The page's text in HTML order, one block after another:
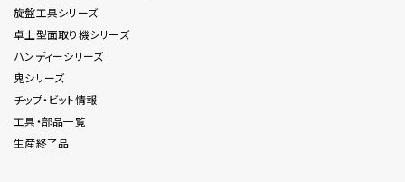
旋盤工具シリーズ
卓上型面取り機シリーズ
ハンディーシリーズ
鬼シリーズ
チップ・ビット情報
工具・部品一覧
生産終了品